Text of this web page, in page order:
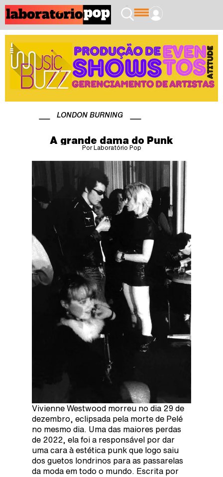
LONDON BURNING
A grande dama do Punk
Por Laboratório Pop
Vivienne Westwood morreu no dia 29 de
dezembro, eclipsada pela morte de Pelé
no mesmo dia. Uma das maiores perdas
de 2022, ela foi a responsável por dar
uma cara à estética punk que logo saiu
dos guetos londrinos para as passarelas
da moda em todo o mundo. Escrita por